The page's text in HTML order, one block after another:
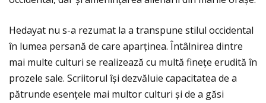
Hedayat nu s-a rezumat la a transpune stilul occidental
în lumea persană de care aparţinea. Întâlnirea dintre
mai multe culturi se realizează cu multă fineţe erudită în
prozele sale. Scriitorul își dezvăluie capacitatea de a
pătrunde esenţele mai multor culturi și de a găsi